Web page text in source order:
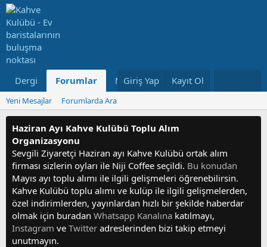
Dergi Forumlar Neler Yeni Kullanıcılar
Giriş Yap Kayıt Ol
Yeni Mesajlar Forumlarda Ara
Haziran Ayı Kahve Kulübü Toplu Alım
Organizasyonu
Sevgili Ziyaretçi Haziran ayı Kahve Kulübü ortak alım
firması sizlerin oyları ile Niji Coffee seçildi. Bu konudan
Mayıs ayı toplu alımı ile ilgili gelişmeleri öğrenebilirsin.
Kahve Kulübü toplu alımı ve kulüp ile ilgili gelişmelerden,
özel indirimlerden, yayınlardan hızlı bir şekilde haberdar
olmak için buradan Whatsapp Kanalına katılmayı,
Instagram ve Twitter adreslerinden bizi takip etmeyi
unutmayın.